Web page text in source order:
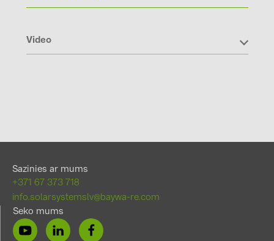
Video
Sazinies ar mums
+371 67 373 718
info.solarsystemslv@baywa-re.com
Seko mums